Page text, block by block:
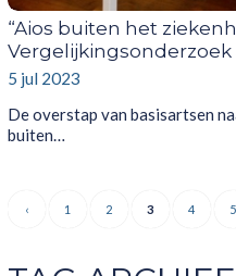
“Aios buiten het
5 jul 2023
De overstap van basisartsen
buiten…
‹ 1 2 3 4 5